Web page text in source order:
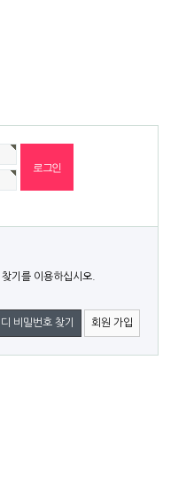
기를 이용하십시오.
비밀번호 찾기 회원 가입